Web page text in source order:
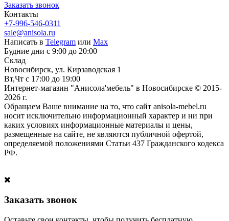
Заказать звонок
Контакты
+7-996-546-0311
sale@anisola.ru
Написать в Telegram или Max
Будние дни с 9:00 до 20:00
Склад
Новосибирск, ул. Кирзаводская 1
Вт,Чт с 17:00 до 19:00
Интернет-магазин "Анисола'мебель" в Новосибирске © 2015-
2026 г.
Обращаем Ваше внимание на то, что сайт anisola-mebel.ru
носит исключительно информационный характер и ни при
каких условиях информационные материалы и цены,
размещенные на сайте, не являются публичной офертой,
определяемой положениями Статьи 437 Гражданского кодекса
РФ.
Заказать звонок